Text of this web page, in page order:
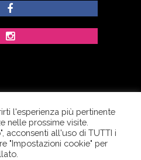
di Ferrentino A. - P.IVA
Tutti i diritti riservati.
Cava de’ Tirreni (SA) -
l'esperienza più pertinente
nelle prossime visite.
acconsenti all'uso di TUTTI i
"Impostazioni cookie" per